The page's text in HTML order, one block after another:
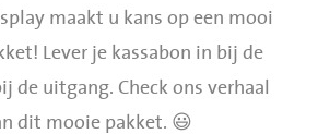
maakt u kans op een mooi
Lever je kassabon in bij de
de uitgang. Check ons verhaal
dit mooie pakket. 😃